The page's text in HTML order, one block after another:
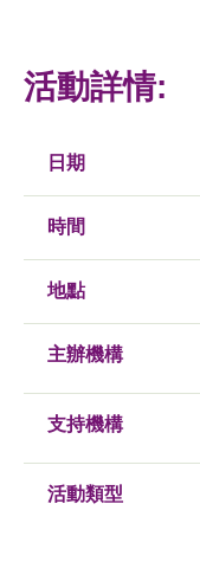
活動詳情:
日期
時間
地點
主辦機構
支持機構
活動類型